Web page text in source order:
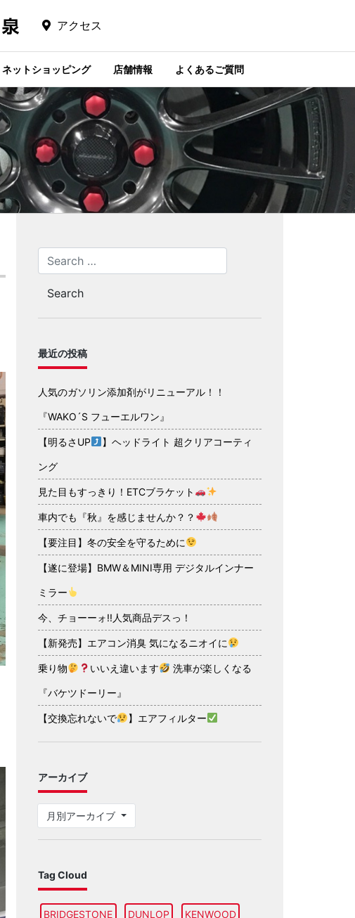
アクセス
ネットショッピング 店舗情報 よくあるご質問
最近の投稿
人気のガソリン添加剤がリニューアル！！
『WAKO´S フューエルワン』
【明るさUP 】ヘッドライト 超クリアコーティ
ング
見た目もすっきり！ETCブラケット
車内でも『秋』を感じませんか？？
【要注目】冬の安全を守るために
【遂に登場】BMW＆MINI専用 デジタルインナー
ミラー
今、チョーーォ!!人気商品デスっ！
【新発売】エアコン消臭 気になるニオイに
乗り物 いいえ違います 洗車が楽しくなる
『バケツドーリー』
【交換忘れないで 】エアフィルター
アーカイブ
月別アーカイブ
Tag Cloud
BRIDGESTONE DUNLOP KENWOOD